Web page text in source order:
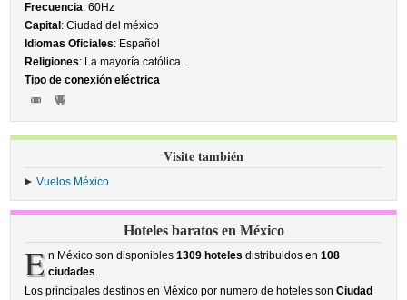
Frecuencia: 60Hz
Capital : Ciudad del méxico
Idiomas Oficiales: Español
Religiones: La mayoría católica.
Tipo de conexión eléctrica
Visite también
Vuelos México
Hoteles baratos en México
E n México son disponibles 1309 hoteles distribuidos en 108
ciudades.
Los principales destinos en México por numero de hoteles sonCiudad